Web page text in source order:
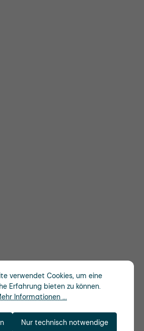
verwendet Cookies, um eine
Erfahrung bieten zu können.
Informationen ...
Nur technisch notwendige